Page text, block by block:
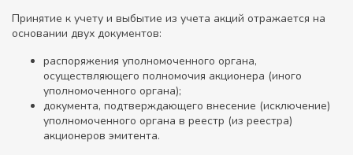
Принятие к учету и выбытие из учета акций отражается на
основании двух документов:
распоряжения уполномоченного органа,
осуществляющего полномочия акционера (иного
уполномоченного органа);
документа, подтверждающего внесение (исключение)
уполномоченного органа в реестр (из реестра)
акционеров эмитента.